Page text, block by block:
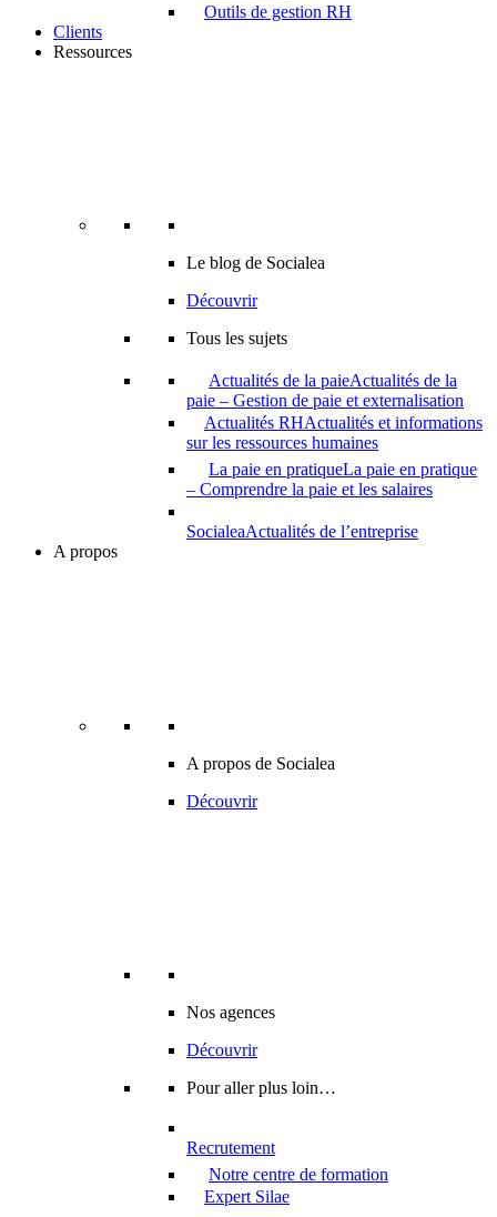
Outils de gestion RH
Clients
Ressources
Le blog de Socialea
Découvrir
Tous les sujets
Actualités de la paieActualités de la
paie – Gestion de paie et externalisation
Actualités RHActualités et informations
sur les ressources humaines
La paie en pratiqueLa paie en pratique
– Comprendre la paie et les salaires
SocialeaActualités de l’entreprise
A propos
A propos de Socialea
Découvrir
Nos agences
Découvrir
Pour aller plus loin…
Recrutement
Notre centre de formation
Expert Silae